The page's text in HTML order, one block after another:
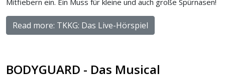
Read more: TKKG: Das Live-Hörspiel
BODYGUARD - Das Musical